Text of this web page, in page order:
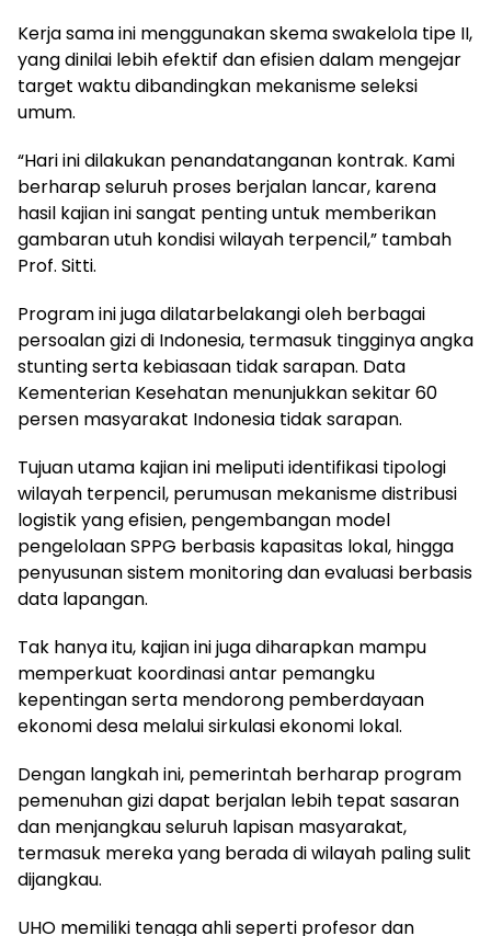
Kerja sama ini menggunakan skema swakelola tipe II,
yang dinilai lebih efektif dan efisien dalam mengejar
target waktu dibandingkan mekanisme seleksi
umum.
“Hari ini dilakukan penandatanganan kontrak. Kami
berharap seluruh proses berjalan lancar, karena
hasil kajian ini sangat penting untuk memberikan
gambaran utuh kondisi wilayah terpencil,” tambah
Prof. Sitti.
Program ini juga dilatarbelakangi oleh berbagai
persoalan gizi di Indonesia, termasuk tingginya angka
stunting serta kebiasaan tidak sarapan. Data
Kementerian Kesehatan menunjukkan sekitar 60
persen masyarakat Indonesia tidak sarapan.
Tujuan utama kajian ini meliputi identifikasi tipologi
wilayah terpencil, perumusan mekanisme distribusi
logistik yang efisien, pengembangan model
pengelolaan SPPG berbasis kapasitas lokal, hingga
penyusunan sistem monitoring dan evaluasi berbasis
data lapangan.
Tak hanya itu, kajian ini juga diharapkan mampu
memperkuat koordinasi antar pemangku
kepentingan serta mendorong pemberdayaan
ekonomi desa melalui sirkulasi ekonomi lokal.
Dengan langkah ini, pemerintah berharap program
pemenuhan gizi dapat berjalan lebih tepat sasaran
dan menjangkau seluruh lapisan masyarakat,
termasuk mereka yang berada di wilayah paling sulit
dijangkau.
UHO memiliki tenaga ahli seperti profesor dan